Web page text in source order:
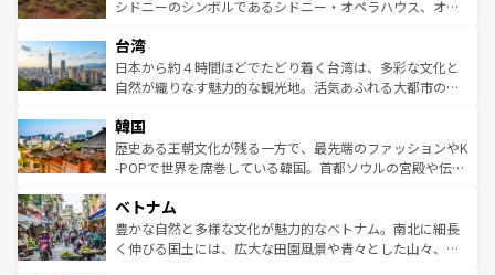
しみながら、その多様性と豊かな歴史を感じることができ
ならではの贅沢な旅のスタイルだ。 なお、新着のアメリカ
情報はコンテンツ一覧を参照してほしい。
おすすめ。エメラルドグリーンに輝く海をはじめ、豊かな
れるおもてなしの心で訪れる人々を迎えてくれるハワイの
人々、おいしいローカルフードやハワイアンミュージッ
ク、伝統的なフラダンスなど、すべてがハワイの魅力を彩
ワイを、存分に味わってほしい。 なお、新着のハワイ情報
はコンテンツ一覧を参照してほしい。
シドニーのシンボルであるシドニー・オペラハウス、オー
リアリーフや大陸中央部にそびえるウルル（エアーズロッ
ク）、タスマニアの美しい原生林やケアンズの熱帯雨林な
ど、見どころがたくさん。また、カフェやワイン、オージ
いる。アクティビティも充実しており、サーフィンやダイ
ビング、ハイキングなど、アウトドア好きにはたまらな
い。オーストラリアの多彩な魅力を存分に味わいつくそ
参照してほしい。
台湾
日本から約４時間ほどでたどり着く台湾は、多彩な文化と
自然が織りなす魅力的な観光地。活気あふれる大都市の台
ン）、静ひつな山岳地帯である台湾東部など、都市の喧騒
と山間の静けさが共存しており、訪れる人に新しい発見と
驚きをもたらしてくれる。また、奥深い台湾の食文化も魅
容にもいいと評判のスイーツなど、バラエティ豊かな料理
が味わえる。 なお、新着の台湾情報は コンテンツ一覧を参
照してほしい。
韓国
歴史ある王朝文化が残る一方で、最先端のファッションやK
-POPで世界を席巻している韓国。首都ソウルの宮殿や伝統
き、地方に足を延ばせば四季折々の自然美を楽しむことが
できる。そして、キムチや焼肉、絶品のストリートフード
まで、さまざまな韓国料理が待っている。夜には、韓国な
ベトナム
豊かな自然と多様な文化が魅力的なベトナム。南北に細長
く伸びる国土には、広大な田園風景や青々とした山々、世